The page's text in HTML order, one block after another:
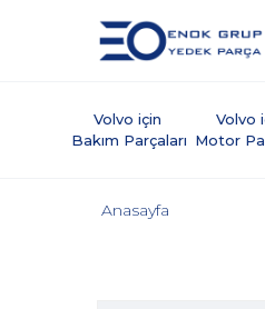
Volvo için
Bakım Parçaları
Volvo
Motor
Anasayfa